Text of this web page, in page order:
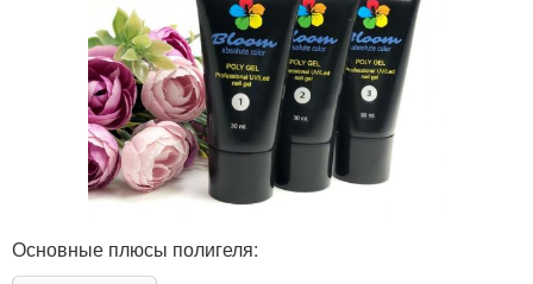
Основные плюсы полигеля: